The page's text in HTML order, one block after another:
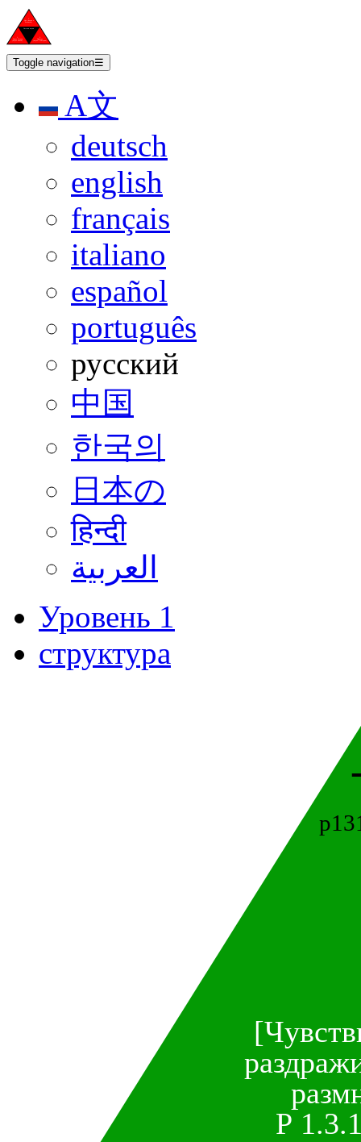
Toggle navigation☰
A文
deutsch
english
français
italiano
español
português
русский
中国
한국의
日本の
हिन्दी
العربية
Уровень 1
структура
P